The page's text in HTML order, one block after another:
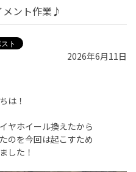
メント作業♪
2026年6月11日
は！
ヤホイール換えたから
のを今回は起こすため
した！